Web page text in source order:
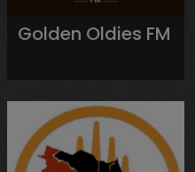
Golden Oldies FM